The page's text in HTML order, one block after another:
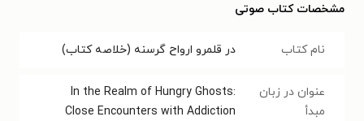
مشخصات کتاب صوتی
نام کتاب در قلمرو ارواح گرسنه (خلاصه کتاب)
عنوان در زبان
مبدأ
In the Realm of Hungry Ghosts:
Close Encounters with Addiction